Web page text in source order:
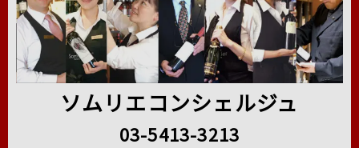
ソムリエコンシェルジュ
03-5413-3213